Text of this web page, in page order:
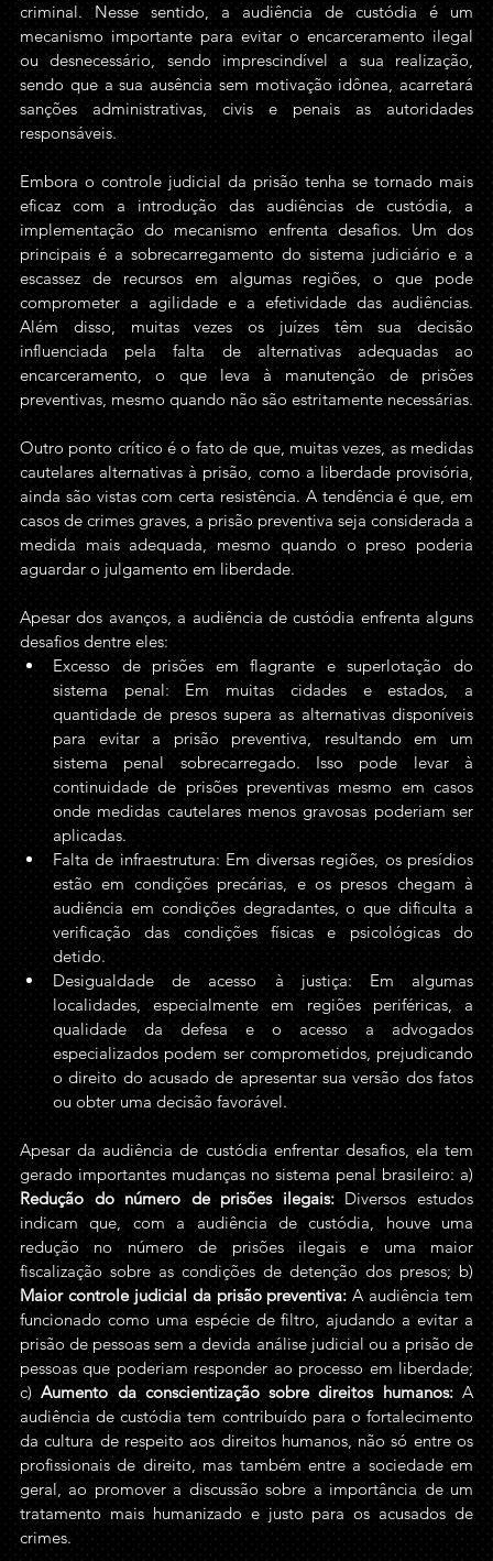
criminal. Nesse sentido, a audiência de custódia é um
mecanismo importante para evitar o encarceramento ilegal
ou desnecessário, sendo imprescindível a sua realização,
sendo que a sua ausência sem motivação idônea, acarretará
sanções administrativas, civis e penais as autoridades
responsáveis.
Embora o controle judicial da prisão tenha se tornado mais
eficaz com a introdução das audiências de custódia, a
implementação do mecanismo enfrenta desafios. Um dos
principais é a sobrecarregamento do sistema judiciário e a
escassez de recursos em algumas regiões, o que pode
comprometer a agilidade e a efetividade das audiências.
Além disso, muitas vezes os juízes têm sua decisão
influenciada pela falta de alternativas adequadas ao
encarceramento, o que leva à manutenção de prisões
preventivas, mesmo quando não são estritamente necessárias.
Outro ponto crítico é o fato de que, muitas vezes, as medidas
cautelares alternativas à prisão, como a liberdade provisória,
ainda são vistas com certa resistência. A tendência é que, em
casos de crimes graves, a prisão preventiva seja considerada a
medida mais adequada, mesmo quando o preso poderia
aguardar o julgamento em liberdade.
Apesar dos avanços, a audiência de custódia enfrenta alguns
desafios dentre eles:
Excesso de prisões em flagrante e superlotação do
sistema penal: Em muitas cidades e estados, a
quantidade de presos supera as alternativas disponíveis
para evitar a prisão preventiva, resultando em um
sistema penal sobrecarregado. Isso pode levar à
continuidade de prisões preventivas mesmo em casos
onde medidas cautelares menos gravosas poderiam ser
aplicadas.
Falta de infraestrutura: Em diversas regiões, os presídios
estão em condições precárias, e os presos chegam à
audiência em condições degradantes, o que dificulta a
verificação das condições físicas e psicológicas do
detido.
Desigualdade de acesso à justiça: Em algumas
localidades, especialmente em regiões periféricas, a
qualidade da defesa e o acesso a advogados
especializados podem ser comprometidos, prejudicando
o direito do acusado de apresentar sua versão dos fatos
ou obter uma decisão favorável.
Apesar da audiência de custódia enfrentar desafios, ela tem
Redução do número de prisões ilegais: Diversos estudos
indicam que, com a audiência de custódia, houve uma
redução no número de prisões ilegais e uma maior
Maior controle judicial da prisão preventiva: A audiência tem
funcionado como uma espécie de filtro, ajudando a evitar a
prisão de pessoas sem a devida análise judicial ou a prisão de
pessoas que poderiam responder ao processo em liberdade;
c) Aumento da conscientização sobre direitos humanos: A
audiência de custódia tem contribuído para o fortalecimento
da cultura de respeito aos direitos humanos, não só entre os
profissionais de direito, mas também entre a sociedade em
geral, ao promover a discussão sobre a importância de um
tratamento mais humanizado e justo para os acusados de
crimes.